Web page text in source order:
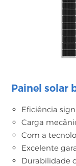
Painel solar
Eficiência
Carga
Com a
Excelente
Durabilidade